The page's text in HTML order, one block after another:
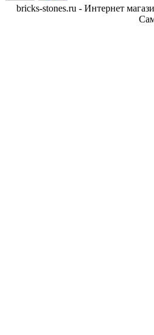
bricks-stones.ru - Интернет